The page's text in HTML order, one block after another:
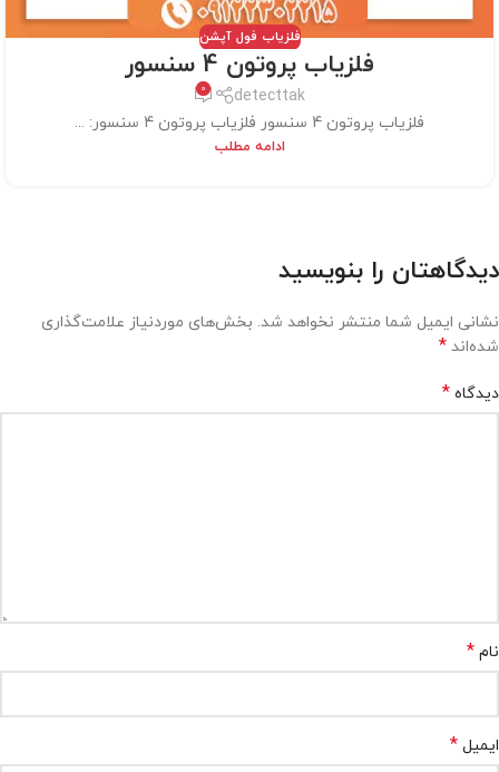
فلزیاب فول آپشن
فلزیاب پروتون 4 سنسور
detecttak
0
فلزیاب پروتون 4 سنسور فلزیاب پروتون 4 سنسور: ...
ادامه مطلب
دیدگاهتان را بنویسید
نشانی ایمیل شما منتشر نخواهد شد. بخش‌های موردنیاز علامت‌گذاری
شده‌اند *
دیدگاه *
نام *
ایمیل *